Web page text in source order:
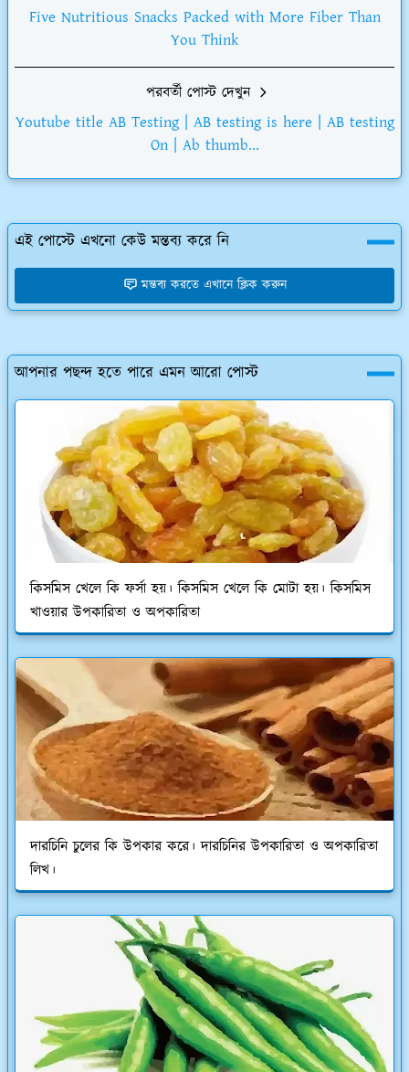
Five Nutritious Snacks Packed with More Fiber Than
You Think
পরবর্তী পোস্ট দেখুন
Youtube title AB Testing | AB testing is here | AB testing
On | Ab thumb...
এই পোস্টে এখনো কেউ মন্তব্য করে নি
মন্তব্য করতে এখানে ক্লিক করুন
আপনার পছন্দ হতে পারে এমন আরো পোস্ট
কিসমিস খেলে কি ফর্সা হয়। কিসমিস খেলে কি মোটা হয়। কিসমিস
খাওয়ার উপকারিতা ও অপকারিতা
দারচিনি চুলের কি উপকার করে। দারচিনির উপকারিতা ও অপকারিতা
লিখ।